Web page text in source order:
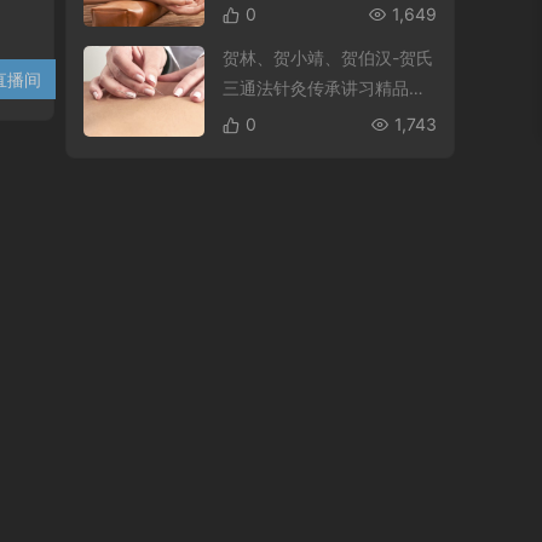
播间
1,649
0
贺林、贺小靖、贺伯汉-贺氏
三通法针灸传承讲习精品推
广班
1,743
0